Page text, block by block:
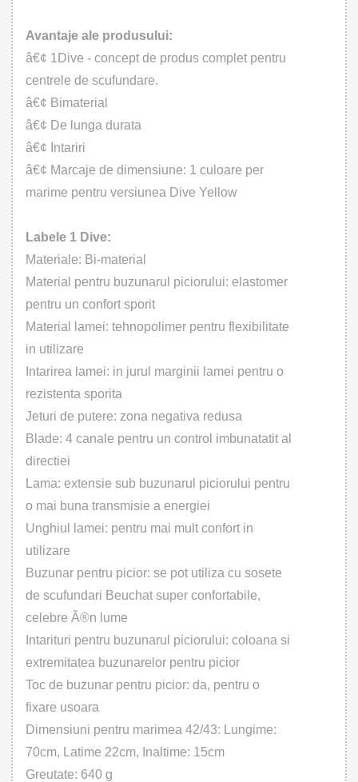
Avantaje ale produsului:
â€¢ 1Dive - concept de produs complet pentru
centrele de scufundare.
â€¢ Bimaterial
â€¢ De lunga durata
â€¢ Intariri
â€¢ Marcaje de dimensiune: 1 culoare per
marime pentru versiunea Dive Yellow
Labele 1 Dive:
Materiale: Bi-material
Material pentru buzunarul piciorului: elastomer
pentru un confort sporit
Material lamei: tehnopolimer pentru flexibilitate
in utilizare
Intarirea lamei: in jurul marginii lamei pentru o
rezistenta sporita
Jeturi de putere: zona negativa redusa
Blade: 4 canale pentru un control imbunatatit al
directiei
Lama: extensie sub buzunarul piciorului pentru
o mai buna transmisie a energiei
Unghiul lamei: pentru mai mult confort in
utilizare
Buzunar pentru picior: se pot utiliza cu sosete
de scufundari Beuchat super confortabile,
celebre Ã®n lume
Intarituri pentru buzunarul piciorului: coloana si
extremitatea buzunarelor pentru picior
Toc de buzunar pentru picior: da, pentru o
fixare usoara
Dimensiuni pentru marimea 42/43: Lungime:
70cm, Latime 22cm, Inaltime: 15cm
Greutate: 640 g